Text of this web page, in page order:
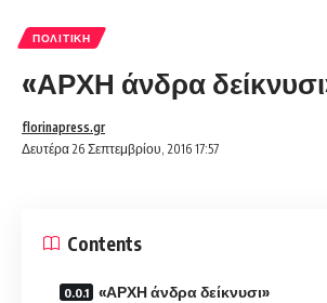
ΠΟΛΙΤΙΚΉ
«ΑΡΧΗ άνδρα
Δευτέρα 26 Σεπτεμβρίου, 2016 17:57
florinapress.gr
Contents
«ΑΡΧΗ άνδρα δείκνυσι»